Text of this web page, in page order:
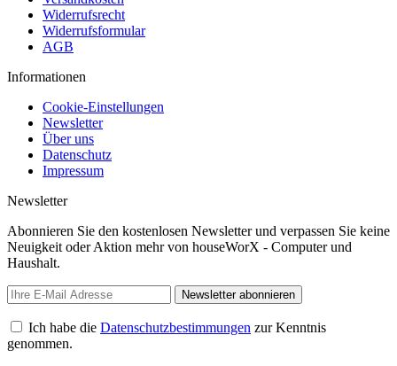
Widerrufsrecht
Widerrufsformular
AGB
Informationen
Cookie-Einstellungen
Newsletter
Über uns
Datenschutz
Impressum
Newsletter
Abonnieren Sie den kostenlosen Newsletter und verpassen Sie keine
Neuigkeit oder Aktion mehr von houseWorX - Computer und
Haushalt.
Newsletter abonnieren
Ich habe die Datenschutzbestimmungen zur Kenntnis
genommen.